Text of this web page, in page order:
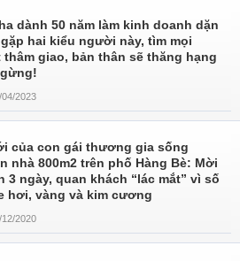
dành 50 năm làm kinh doanh dặn
hai kiểu người này, tìm mọi
thâm giao, bản thân sẽ thăng hạng
04/2023
của con gái thương gia sống
nhà 800m2 trên phố Hàng Bè: Mời
3 ngày, quan khách “lác mắt” vì số
hơi, vàng và kim cương
2020